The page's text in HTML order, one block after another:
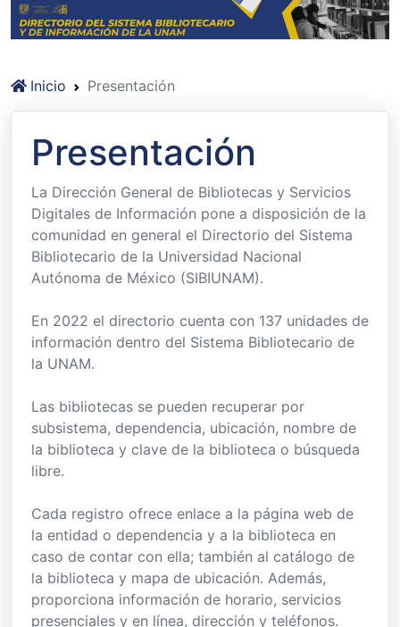
Inicio Presentación
Presentación
La Dirección General de Bibliotecas y Servicios
Digitales de Información pone a disposición de la
comunidad en general el Directorio del Sistema
Bibliotecario de la Universidad Nacional
Autónoma de México (SIBIUNAM).
En 2022 el directorio cuenta con 137 unidades de
información dentro del Sistema Bibliotecario de
la UNAM.
Las bibliotecas se pueden recuperar por
subsistema, dependencia, ubicación, nombre de
la biblioteca y clave de la biblioteca o búsqueda
libre.
Cada registro ofrece enlace a la página web de
la entidad o dependencia y a la biblioteca en
caso de contar con ella; también al catálogo de
la biblioteca y mapa de ubicación. Además,
proporciona información de horario, servicios
presenciales y en línea, dirección y teléfonos.